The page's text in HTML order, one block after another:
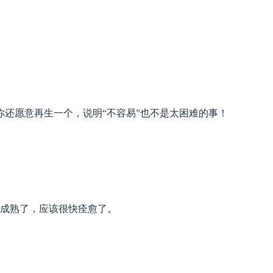
愿意再生一个，说明“不容易”也不是太困难的事！
熟了，应该很快痊愈了。